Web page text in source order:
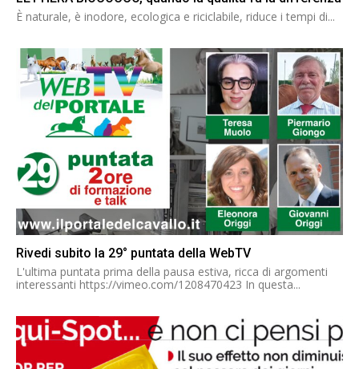
È naturale, è inodore, ecologica e riciclabile, riduce i tempi di...
Rivedi subito la 29° puntata della WebTV
L'ultima puntata prima della pausa estiva, ricca di argomenti
interessanti https://vimeo.com/1208470423 In questa...